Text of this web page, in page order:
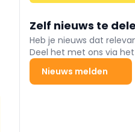
Zelf nieuws te
Heb je nieuws dat
Deel het met ons via
Nieuws melden